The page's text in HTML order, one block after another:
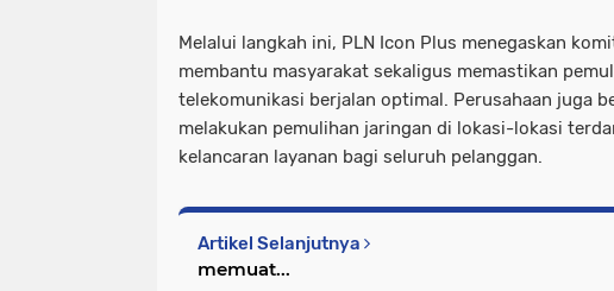
Melalui langkah ini, PLN Icon Plus menegaskan
membantu masyarakat sekaligus memastikan
telekomunikasi berjalan optimal. Perusahaan juga
melakukan pemulihan jaringan di lokasi-lokasi
kelancaran layanan bagi seluruh pelanggan.
Artikel Selanjutnya
memuat...